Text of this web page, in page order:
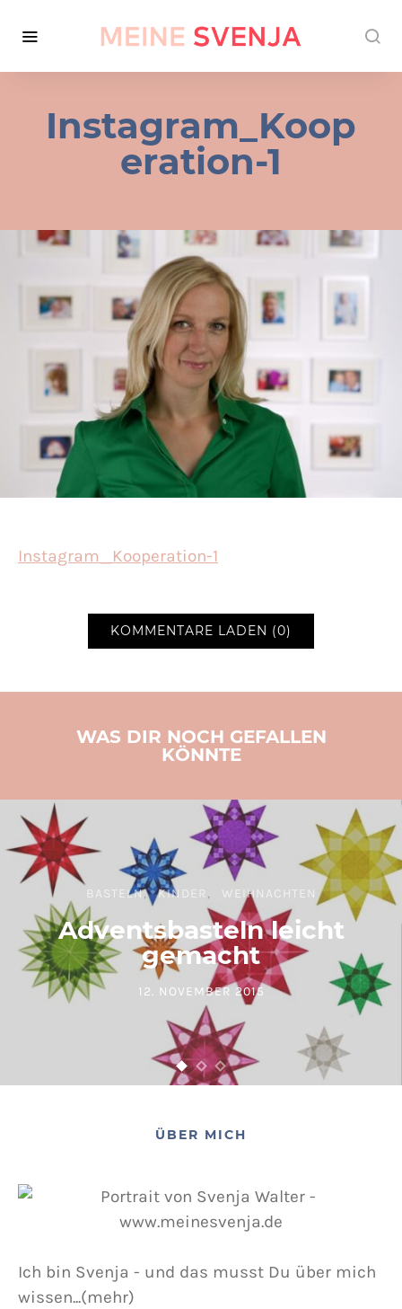
Instagram_Koop
eration-1
Instagram_Kooperation-1
KOMMENTARE LADEN (0)
WAS DIR NOCH GEFALLEN
KÖNNTE
BASTELN KINDER WEIHNACHTEN
Adventsbasteln leicht
gemacht
POSTED ON
12. NOVEMBER 2015
ÜBER MICH
Ich bin Svenja - und das musst Du über mich
wissen...(mehr)